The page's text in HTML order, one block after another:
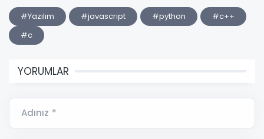
#Yazılım #javascript #python
#c++
#c
YORUMLAR
Adınız *